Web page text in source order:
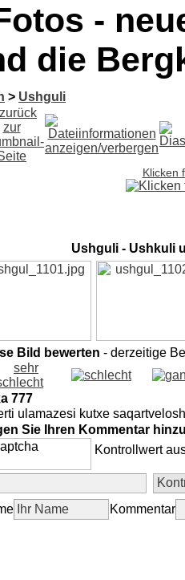
-
die
> Ushguli
Klicken
Ushguli - Ushkuli
Bild bewerten - derzeitige
777
ulamazesi kutxe
Sie Ihren Kommentar
Kontrollwert
Kommentar